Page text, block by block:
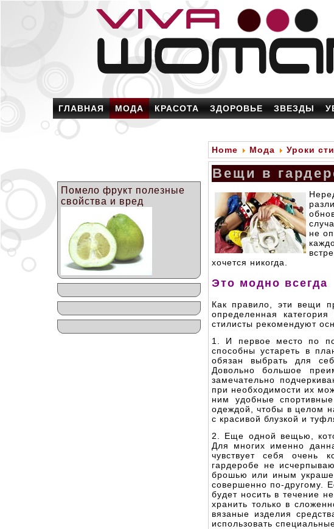
ГЛАВНАЯ МОДА КРАСОТА ЗДОРОВЬЕ ЗВЕЗДЫ
Помело фрукт полезные
свойства и вред
Home Мода Уроки
Вещи в
не
хочется никогда.
Это модно всегда
Как правило, эти вещи
определенная
стилисты рекомендуют
1. И первое место по
способны устареть в
обязан выбрать для
Довольно большое
замечательно
при необходимости их
ним удобные
одеждой, чтобы в целом
с красивой блузкой и
2. Еще одной вещью,
Для многих именно
чувствует себя очень
гардеробе не
брошью или иным
совершенно по-другому.
будет носить в течение
хранить только в
вязаные изделия
использовать